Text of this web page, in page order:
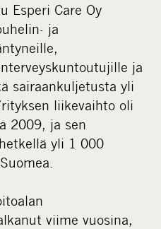
Esperi Care Oy
ja
ja
sairaankuljetusta yli
liikevaihto oli
2009, ja sen
yli 1 000
viime vuosina,